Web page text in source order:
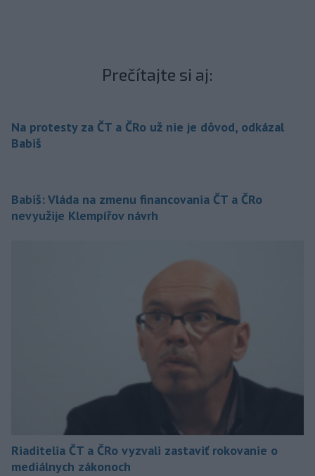
Prečítajte si aj:
Na protesty za ČT a ČRo už nie je dôvod, odkázal
Babiš
Babiš: Vláda na zmenu financovania ČT a ČRo
nevyužije Klempířov návrh
Riaditelia ČT a ČRo vyzvali zastaviť rokovanie o
mediálnych zákonoch